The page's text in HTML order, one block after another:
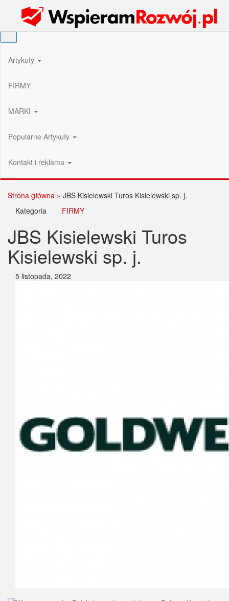
Wspieram Rozwój PL
Artykuły
FIRMY
MARKI
Popularne Artykuły
Kontakt i reklama
Strona główna » JBS Kisielewski Turos Kisielewski sp. j.
Kategoria
FIRMY
JBS Kisielewski Turos
Kisielewski sp. j.
5 listopada, 2022